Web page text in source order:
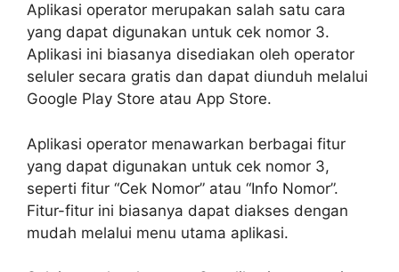
Aplikasi operator merupakan salah satu cara
yang dapat digunakan untuk cek nomor 3.
Aplikasi ini biasanya disediakan oleh operator
seluler secara gratis dan dapat diunduh melalui
Google Play Store atau App Store.
Aplikasi operator menawarkan berbagai fitur
yang dapat digunakan untuk cek nomor 3,
seperti fitur “Cek Nomor” atau “Info Nomor”.
Fitur-fitur ini biasanya dapat diakses dengan
mudah melalui menu utama aplikasi.